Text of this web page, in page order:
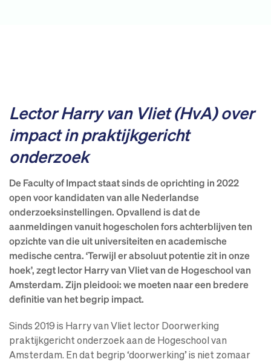
Lector Harry van Vliet (HvA) over
impact in praktijkgericht
onderzoek
De Faculty of Impact staat sinds de oprichting in 2022
open voor kandidaten van alle Nederlandse
onderzoeksinstellingen. Opvallend is dat de
aanmeldingen vanuit hogescholen fors achterblijven ten
opzichte van die uit universiteiten en academische
medische centra. ‘Terwijl er absoluut potentie zit in onze
hoek’, zegt lector Harry van Vliet van de Hogeschool van
Amsterdam. Zijn pleidooi: we moeten naar een bredere
definitie van het begrip impact.
Sinds 2019 is Harry van Vliet lector Doorwerking
praktijkgericht onderzoek aan de Hogeschool van
Amsterdam. En dat begrip ‘doorwerking’ is niet zomaar